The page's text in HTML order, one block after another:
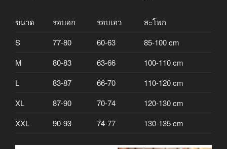
ขนาด รอบอก รอบเอว
สะโพก
S
77-80 60-63
85-100 cm
M
80-83 63-66
100-110 cm
L
83-87 66-70
110-120 cm
XL
87-90 70-74
120-130 cm
XXL
90-93 74-77 130-135 cm